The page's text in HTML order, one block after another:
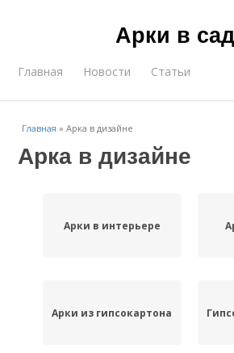
Арки в
Главная Новости Статьи
Главная »Арка в дизайне
Арка в дизайне
Арки в интерьере
Арки из гипсокартона